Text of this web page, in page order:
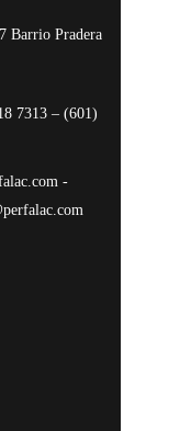
Barrio Pradera
7313 – (601)
-